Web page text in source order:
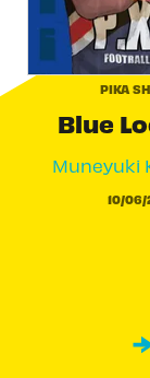
PIKA
Blue
Muneyuki
10/06/